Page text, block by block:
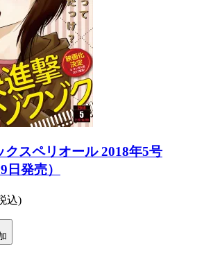
クスペリオール 2018年5号
日発売）
込)